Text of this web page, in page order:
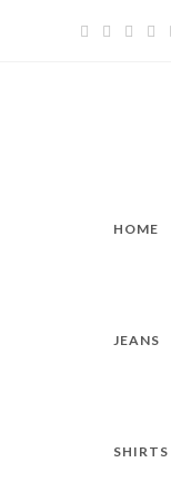
HOME
JEANS
SHIRTS